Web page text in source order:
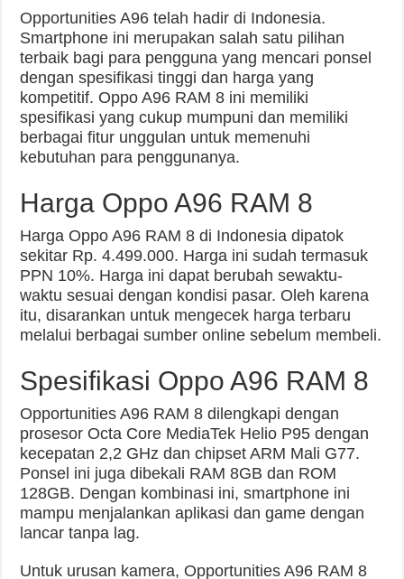
Opportunities A96 telah hadir di Indonesia.
Smartphone ini merupakan salah satu pilihan
terbaik bagi para pengguna yang mencari ponsel
dengan spesifikasi tinggi dan harga yang
kompetitif. Oppo A96 RAM 8 ini memiliki
spesifikasi yang cukup mumpuni dan memiliki
berbagai fitur unggulan untuk memenuhi
kebutuhan para penggunanya.
Harga Oppo A96 RAM 8
Harga Oppo A96 RAM 8 di Indonesia dipatok
sekitar Rp. 4.499.000. Harga ini sudah termasuk
PPN 10%. Harga ini dapat berubah sewaktu-
waktu sesuai dengan kondisi pasar. Oleh karena
itu, disarankan untuk mengecek harga terbaru
melalui berbagai sumber online sebelum membeli.
Spesifikasi Oppo A96 RAM 8
Opportunities A96 RAM 8 dilengkapi dengan
prosesor Octa Core MediaTek Helio P95 dengan
kecepatan 2,2 GHz dan chipset ARM Mali G77.
Ponsel ini juga dibekali RAM 8GB dan ROM
128GB. Dengan kombinasi ini, smartphone ini
mampu menjalankan aplikasi dan game dengan
lancar tanpa lag.
Untuk urusan kamera, Opportunities A96 RAM 8